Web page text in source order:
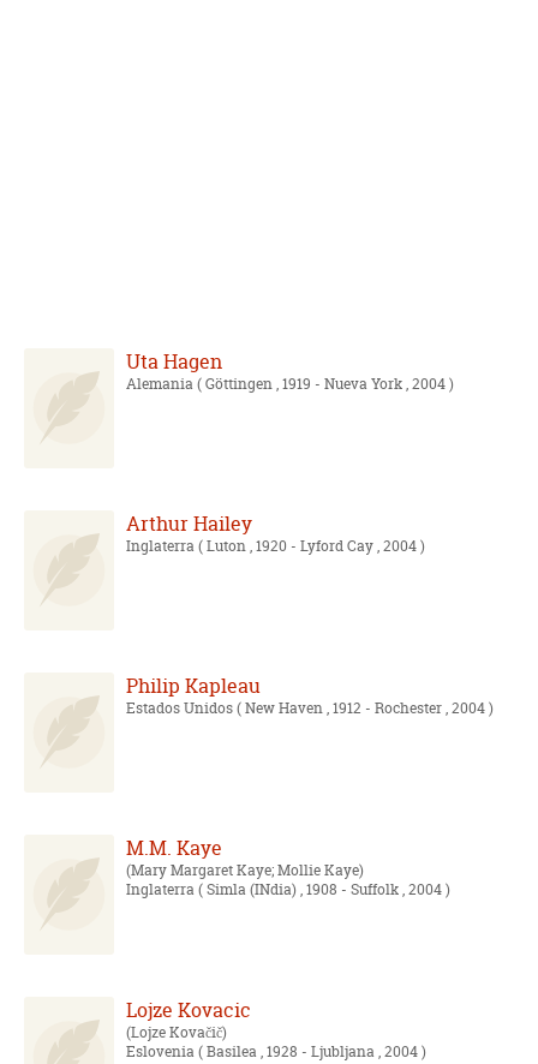
Uta Hagen
Alemania( Göttingen , 1919 - Nueva York , 2004 )
Arthur Hailey
Inglaterra( Luton , 1920 - Lyford Cay , 2004 )
Philip Kapleau
Estados Unidos( New Haven , 1912 - Rochester , 2004 )
M.M. Kaye
Mary Margaret Kaye; Mollie Kaye
Inglaterra( Simla (INdia) , 1908 - Suffolk , 2004 )
Lojze Kovacic
Lojze Kovačič
Eslovenia( Basilea , 1928 - Ljubljana , 2004 )